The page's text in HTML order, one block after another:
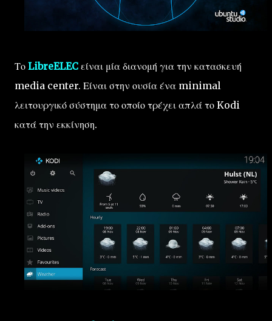
Το LibreELEC είναι μία διανομή για την κατασκευή
media center. Είναι στην ουσία ένα minimal
λειτουργικό σύστημα το οποίο τρέχει απλά το Kodi
κατά την εκκίνηση.